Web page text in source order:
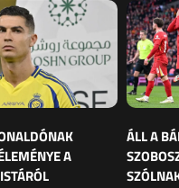
A
ÁLL A